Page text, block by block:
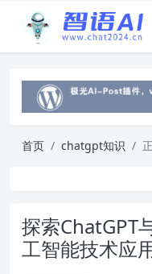
首页 chatgpt知识
探索ChatGPT
工智能技术应